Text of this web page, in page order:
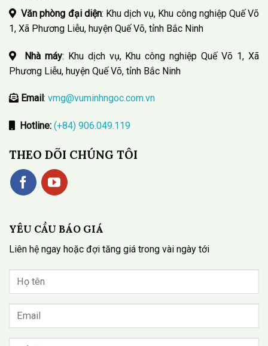
Văn phòng đại diện: Khu dịch vụ, Khu công nghiệp Quế Võ
1, Xã Phương Liễu, huyện Quế Võ, tỉnh Bắc Ninh
Nhà máy: Khu dịch vụ, Khu công nghiệp Quế Võ 1, Xã
Phương Liễu, huyện Quế Võ, tỉnh Bắc Ninh
Email : vmg@vuminhngoc.com.vn
Hotline: (+84) 906.049.119
THEO DÕI CHÚNG TÔI
YÊU CẦU BÁO GIÁ
Liên hệ ngay hoặc đợi tăng giá trong vài ngày tới